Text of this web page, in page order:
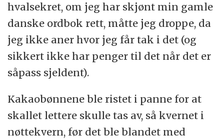
hvalsekret, om jeg har skjønt min gamle
danske ordbok rett, måtte jeg droppe, da
jeg ikke aner hvor jeg får tak i det (og
sikkert ikke har penger til det når det er
såpass sjeldent).
Kakaobønnene ble ristet i panne for at
skallet lettere skulle tas av, så kvernet i
nøttekvern, før det ble blandet med